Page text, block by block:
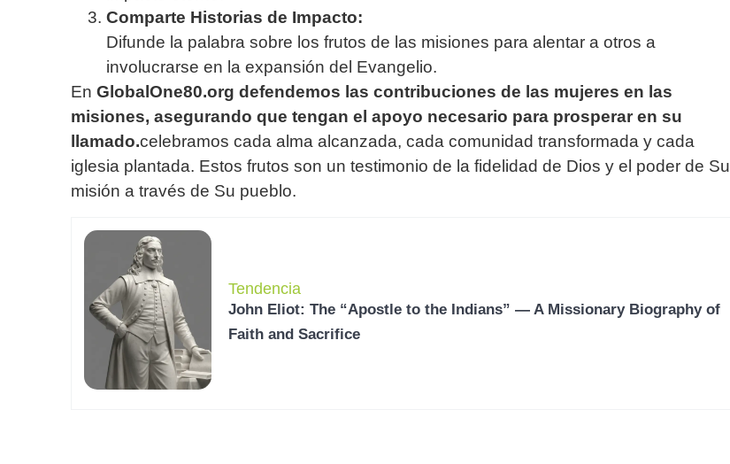
Comparte Historias de Impacto:
Difunde la palabra sobre los frutos de las misiones para alentar a otros a
involucrarse en la expansión del Evangelio.
En GlobalOne80.org defendemos las contribuciones de las mujeres en las
misiones, asegurando que tengan el apoyo necesario para prosperar en su
llamado.celebramos cada alma alcanzada, cada comunidad transformada y cada
iglesia plantada. Estos frutos son un testimonio de la fidelidad de Dios y el poder de Su
misión a través de Su pueblo.
Tendencia
John Eliot: The “Apostle to the Indians” — A Missionary Biography of
Faith and Sacrifice